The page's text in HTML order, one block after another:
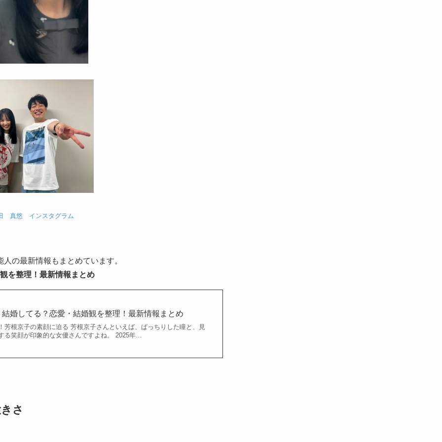
真悠 インスタグラム
の最新情報もまとめています。
を整理！最新情報まとめ
婚してる？恋愛・結婚観を整理！最新情報まとめ
芳根京子の素顔に迫る 芳根京子さんといえば、ぱっちりした瞳と、見
る笑顔が印象的な女優さんですよね。 2025年...
さ